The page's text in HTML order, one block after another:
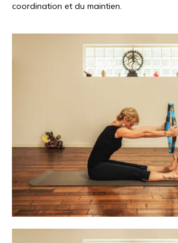
coordination et du maintien.